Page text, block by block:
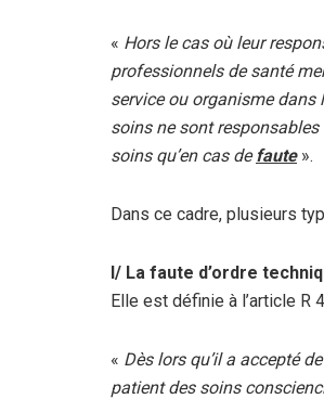
« Hors le cas où leur
professionnels de santé
service ou organisme dans
soins ne sont
soins qu’en cas defaute».
Dans ce cadre, plusieurs
I/ La faute d’ordre
Elle est définie à l’article R
« Dès lors qu’il a accepté
patient des soins